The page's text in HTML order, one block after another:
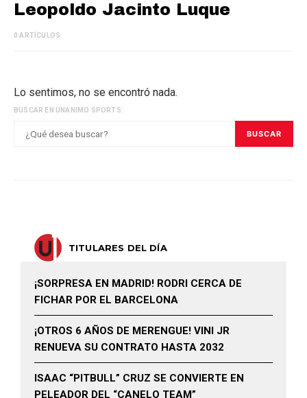
Leopoldo Jacinto Luque
0 ARTÍCULOS
Lo sentimos, no se encontró nada.
BUSCAR EN UNANIMO SPORTS:
BUSCAR
TITULARES DEL DÍA
¡SORPRESA EN MADRID! RODRI CERCA DE
FICHAR POR EL BARCELONA
¡OTROS 6 AÑOS DE MERENGUE! VINI JR
RENUEVA SU CONTRATO HASTA 2032
ISAAC “PITBULL” CRUZ SE CONVIERTE EN
PELEADOR DEL “CANELO TEAM”